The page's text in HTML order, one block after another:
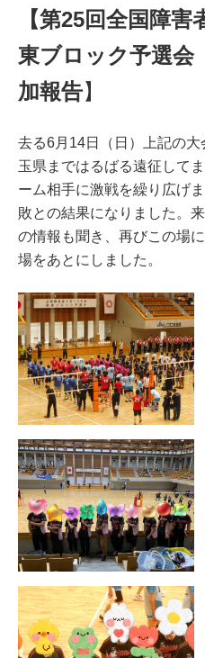
【第25回全国障害
東ブロック予選会
加報告】
去る6月14日（日）上記の
玉県まではるばる遠征して
ーム相手に激戦を繰り広げ
敗との結果になりました。
の情報も聞き、再びこの場
場をあとにしました。